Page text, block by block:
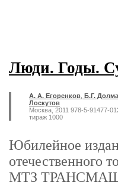
Люди. Годы.
А. А. Егоренков Б.Г.
Лоскутов
Москва, 2011 978-5-91477-
тираж 1000
Юбилейное
отечественного
МТЗ